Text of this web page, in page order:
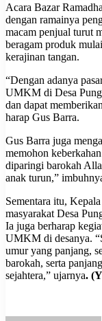
Acara Bazar
dengan ramainya
macam penjual turut
beragam produk
kerajinan tangan.
“Dengan adanya
UMKM di Desa
dan dapat
harap Gus Barra.
Gus Barra juga
memohon
diparingi barokah
anak turun,”
Sementara itu,
masyarakat Desa
Ia juga berharap
UMKM di desanya.
umur yang panjang,
barokah, serta
sejahtera,” ujarnya.